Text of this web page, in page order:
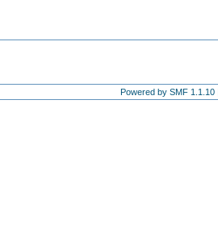
Powered by SMF 1.1.10